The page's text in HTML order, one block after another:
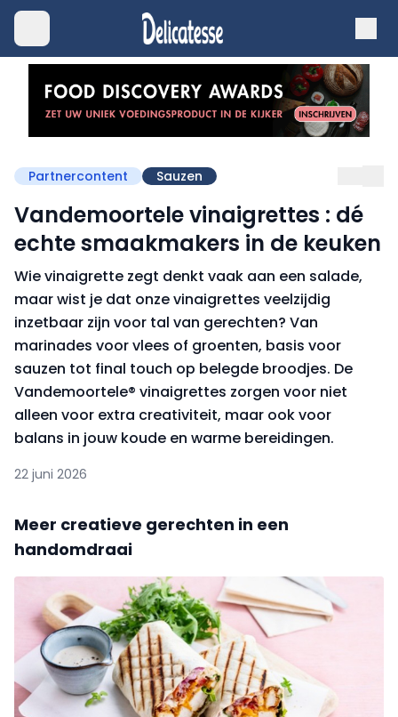
Partnercontent Sauzen
Vandemoortele vinaigrettes : dé
echte smaakmakers in de keuken
Wie vinaigrette zegt denkt vaak aan een salade,
maar wist je dat onze vinaigrettes veelzijdig
inzetbaar zijn voor tal van gerechten? Van
marinades voor vlees of groenten, basis voor
sauzen tot final touch op belegde broodjes. De
Vandemoortele® vinaigrettes zorgen voor niet
alleen voor extra creativiteit, maar ook voor
balans in jouw koude en warme bereidingen.
22 juni 2026
Meer creatieve gerechten in een
handomdraai